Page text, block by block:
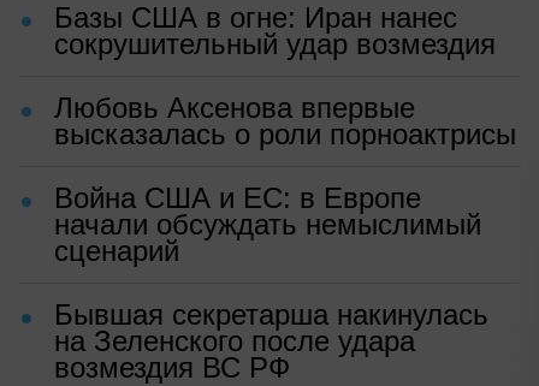
Базы США в огне: Иран нанес
сокрушительный удар возмездия
Любовь Аксенова впервые
высказалась о роли порноактрисы
Война США и ЕС: в Европе
начали обсуждать немыслимый
сценарий
Бывшая секретарша накинулась
на Зеленского после удара
возмездия ВС РФ